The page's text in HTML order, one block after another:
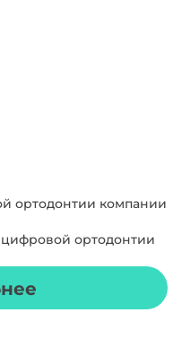
ортодонтии компании
ортодонтии